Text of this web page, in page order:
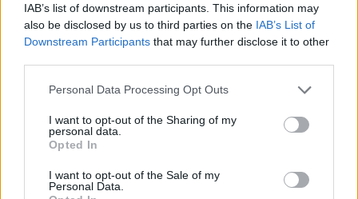
IAB’s list of downstream participants. This information may
also be disclosed by us to third parties on the IAB’s List of
Downstream Participants that may further disclose it to other
Personal Data Processing Opt Outs
I want to opt-out of the Sharing of my
personal data.
Opted In
I want to opt-out of the Sale of my
Personal Data.
und bp mal über eine endschädigung nachdenkt so wie es
andere spiele betreiber machen wen sie probleme
haben,bis dahin hoffen wir alle mal das es bald wieder
13 Juni 2016
sopor_aeternusundHeckenschützegefällt dies.
Salsania
Lebende Forenlegende